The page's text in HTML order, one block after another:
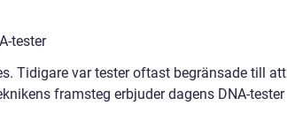
tester
Tidigare var tester oftast begränsade till att
framsteg erbjuder dagens DNA-tester